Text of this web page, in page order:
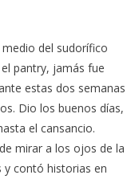
del sudorífico
pantry, jamás fue
estas dos semanas
Dio los buenos días,
el cansancio.
mirar a los ojos de la
y contó historias en